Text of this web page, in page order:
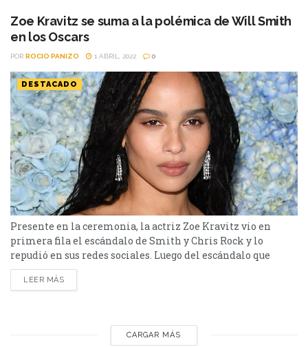
Zoe Kravitz se suma a la polémica de Will Smith
en los Oscars
POR ROCIO PANIZO 1 ABRIL, 2022 0
DESTACADO
Presente en la ceremonia, la actriz Zoe Kravitz vio en
primera fila el escándalo de Smith y Chris Rock y lo
repudió en sus redes sociales. Luego del escándalo que
involucra a Will Smith y Chris Rock en los Oscars 2022,
varias personalidades de Hollywood emitieron su opinión
LEER MÁS
CARGAR MÁS